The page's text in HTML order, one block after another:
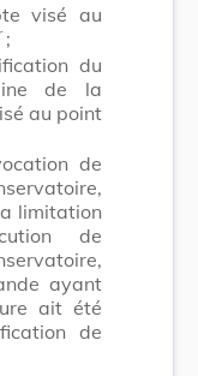
visé au
;
du
de la
au point
de
limitation
de
ayant
ait été
de